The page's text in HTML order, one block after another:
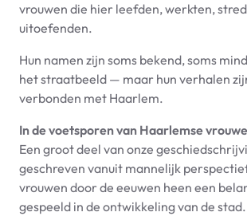
vrouwen die hier leefden, werkten,
uitoefenden.
Hun namen zijn soms bekend, soms
het straatbeeld — maar hun verhalen
verbonden met Haarlem.
In de voetsporen van Haarlemse
Een groot deel van onze
geschreven vanuit mannelijk
vrouwen door de eeuwen heen een
gespeeld in de ontwikkeling van de